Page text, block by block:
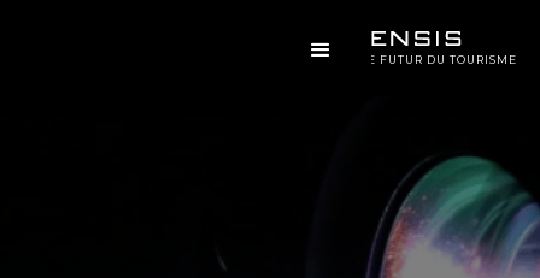
CONCEVOIR LE FUTUR DU TOURISME